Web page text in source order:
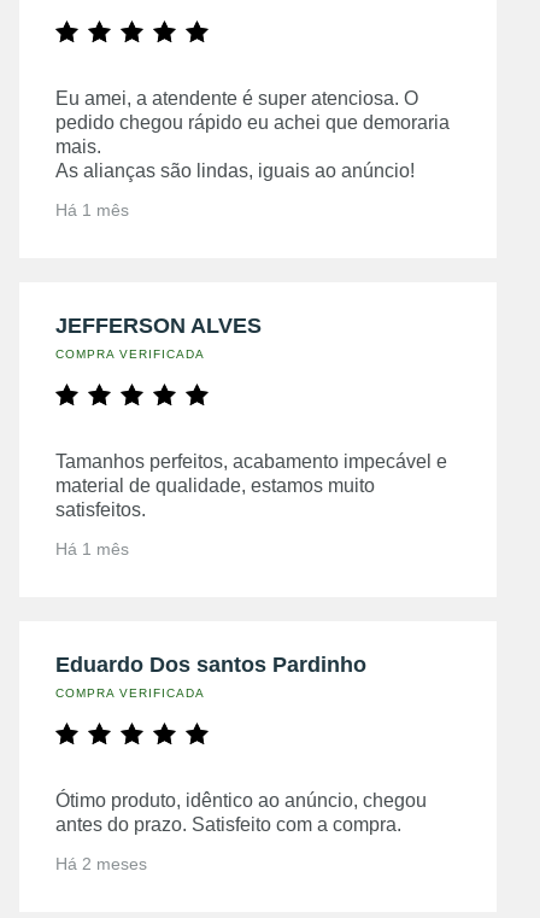
Eu amei, a atendente é super atenciosa. O
pedido chegou rápido eu achei que demoraria
mais.
As alianças são lindas, iguais ao anúncio!
Há 1 mês
JEFFERSON ALVES
COMPRA VERIFICADA
Tamanhos perfeitos, acabamento impecável e
material de qualidade, estamos muito
satisfeitos.
Há 1 mês
Eduardo Dos santos Pardinho
COMPRA VERIFICADA
Ótimo produto, idêntico ao anúncio, chegou
antes do prazo. Satisfeito com a compra.
Há 2 meses